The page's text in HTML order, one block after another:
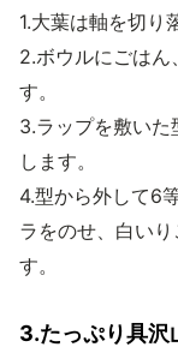
1.大葉は軸を切り
2.ボウルにごはん
す。
3.ラップを敷いた
します。
4.型から外して6
ラをのせ、白い
す。
3.たっぷり具沢